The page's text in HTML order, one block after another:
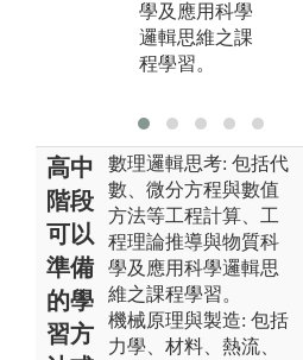
學及應用科學
邏輯思維之課
程學習。
高中
階段
可以
準備
的學
習方
數理邏輯思考: 包括代
數、微分方程與數值
方法等工程計算、工
程理論推導與物質科
學及應用科學邏輯思
維之課程學習。
機械原理與製造: 包括
力學、材料、熱流、